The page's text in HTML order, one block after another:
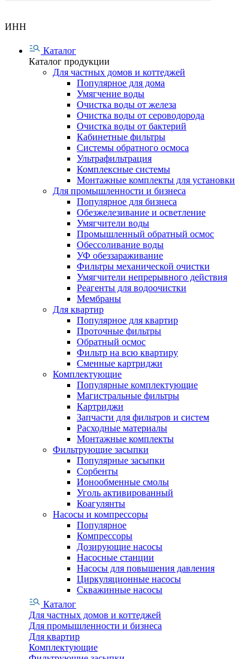
ИНН
Каталог
Каталог продукции
Для частных домов и коттеджей
Популярное для дома
Умягчение воды
Очистка воды от железа
Очистка воды от сероводорода
Очистка воды от бактерий
Кабинетные фильтры
Системы обратного осмоса
Ультрафильтрация
Комплексные системы
Монтажные комплекты для установки
Для промышленности и бизнеса
Популярное для бизнеса
Обезжелезивание и осветление
Умягчители воды
Промышленный обратный осмос
Обессоливание воды
УФ обеззараживание
Фильтры механической очистки
Умягчители непрерывного действия
Реагенты для водоочистки
Мембраны
Для квартир
Популярное для квартир
Проточные фильтры
Обратный осмос
Фильтр на всю квартиру
Сменные картриджи
Комплектующие
Популярные комплектующие
Магистральные фильтры
Картриджи
Запчасти для фильтров и систем
Расходные материалы
Монтажные комплекты
Фильтрующие засыпки
Популярные засыпки
Сорбенты
Ионообменные смолы
Уголь активированный
Коагулянты
Насосы и компрессоры
Популярное
Компрессоры
Дозирующие насосы
Насосные станции
Насосы для повышения давления
Циркуляционные насосы
Скважинные насосы
Каталог
Для частных домов и коттеджей
Для промышленности и бизнеса
Для квартир
Комплектующие